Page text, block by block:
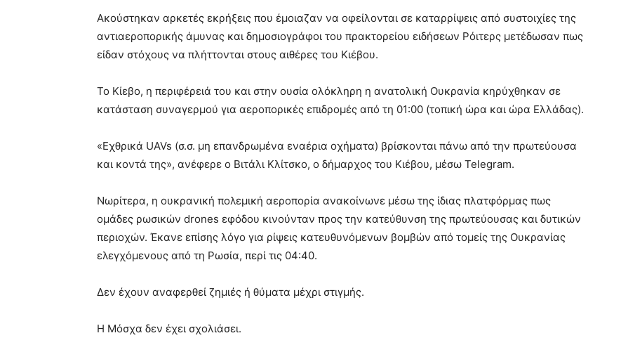
Ακούστηκαν αρκετές εκρήξεις που έμοιαζαν να οφείλονται σε καταρρίψεις από συστοιχίες της
αντιαεροπορικής άμυνας και δημοσιογράφοι του πρακτορείου ειδήσεων Ρόιτερς μετέδωσαν πως
είδαν στόχους να πλήττονται στους αιθέρες του Κιέβου.
Το Κίεβο, η περιφέρειά του και στην ουσία ολόκληρη η ανατολική Ουκρανία κηρύχθηκαν σε
κατάσταση συναγερμού για αεροπορικές επιδρομές από τη 01:00 (τοπική ώρα και ώρα Ελλάδας).
«Εχθρικά UAVs (σ.σ. μη επανδρωμένα εναέρια οχήματα) βρίσκονται πάνω από την πρωτεύουσα
και κοντά της», ανέφερε ο Βιτάλι Κλίτσκο, ο δήμαρχος του Κιέβου, μέσω Telegram.
Νωρίτερα, η ουκρανική πολεμική αεροπορία ανακοίνωνε μέσω της ίδιας πλατφόρμας πως
ομάδες ρωσικών drones εφόδου κινούνταν προς την κατεύθυνση της πρωτεύουσας και δυτικών
περιοχών. Έκανε επίσης λόγο για ρίψεις κατευθυνόμενων βομβών από τομείς της Ουκρανίας
ελεγχόμενους από τη Ρωσία, περί τις 04:40.
Δεν έχουν αναφερθεί ζημιές ή θύματα μέχρι στιγμής.
Η Μόσχα δεν έχει σχολιάσει.